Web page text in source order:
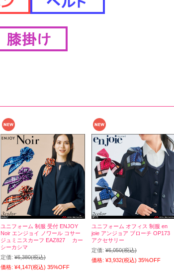
ユニフォーム 制服 受付 ENJOY
Noir エンジョイ ノワール コサー
ジュミニスカーフ EAZ827 カー
シーカシマ
定価: ¥6,380(税込)
価格: ¥4,147(税込) 35%OFF
ユニフォーム オフィス 制服 en
joie アンジョア ブローチ OP173
アクセサリー
定価: ¥6,050(税込)
価格: ¥3,932(税込) 35%OFF